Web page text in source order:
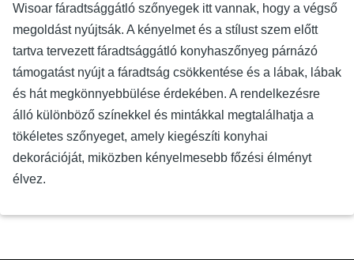
Wisoar fáradtsággátló szőnyegek itt vannak, hogy a végső
megoldást nyújtsák. A kényelmet és a stílust szem előtt
tartva tervezett fáradtsággátló konyhaszőnyeg párnázó
támogatást nyújt a fáradtság csökkentése és a lábak, lábak
és hát megkönnyebbülése érdekében. A rendelkezésre
álló különböző színekkel és mintákkal megtalálhatja a
tökéletes szőnyeget, amely kiegészíti konyhai
dekorációját, miközben kényelmesebb főzési élményt
élvez.